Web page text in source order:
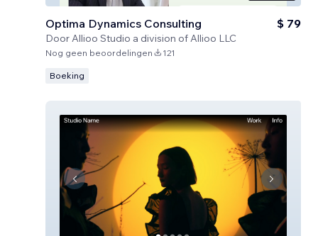
Optima Dynamics Consulting
DoorAllioo Studio a division of Allioo LLC
$ 79
Nog geen beoordelingen 121
Boeking